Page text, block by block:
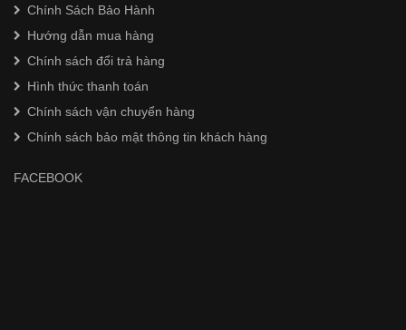
Chính Sách Bảo Hành
Hướng dẫn mua hàng
Chính sách đổi trả hàng
Hình thức thanh toán
Chính sách vận chuyển hàng
Chính sách bảo mật thông tin khách hàng
FACEBOOK